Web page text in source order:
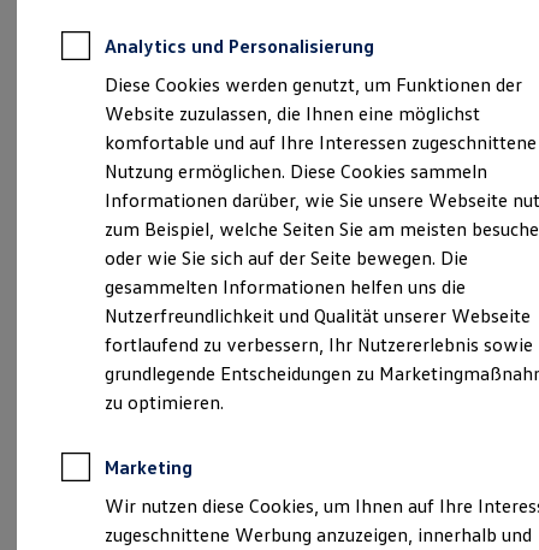
Für Gewerbekunden
Profi Paket
TopDeal
Gebrauchtwagen
ProfiPartner für Gebrauchtwagen
Zertifizierte Gebrauchtwagen
Finanzierung
Für Privatkunden
Für Gewerbekunden
Leasing
Für Privatkunden
Für Gewerbekunden
Versicherungen & Garantien
Garantien
Kfz-Versicherung für Nutzfahrzeuge
Restschuldversicherung
Wartungsverträge
Besitzer & Service
Sommer-Special
Reparatur, Pflege & Inspektion
Servicetermin anfragen
Service-Vorteile bei Volkswagen Nutzfahrzeuge
Verantwortlich für die Inhalte auf dieser Seite ist die Eskildsen
GmbH - Co. KG ( Impressum & Rechtliches)
Feldstraße 33 - 35, 25709 Marne
info@eskildsen.sh
+49 4851 95920
Montag-Freitag 08:00-17:00 Uhr
Samstag
08:00 -12:00 Uhr
Ansprechpartner
Analytics und Personalisierung
Diese Cookies werden genutzt, um Funktionen der
Website zuzulassen, die Ihnen eine möglichst
komfortable und auf Ihre Interessen zugeschnittene
Nutzung ermöglichen. Diese Cookies sammeln
Informationen darüber, wie Sie unsere Webseite
zum Beispiel, welche Seiten Sie am meisten
oder wie Sie sich auf der Seite bewegen. Die
gesammelten Informationen helfen uns die
Nutzerfreundlichkeit und Qualität unserer Webseite
fortlaufend zu verbessern, Ihr Nutzererlebnis sowie
grundlegende Entscheidungen zu
zu optimieren.
Marketing
Wir nutzen diese Cookies, um Ihnen auf Ihre
zugeschnittene Werbung anzuzeigen, innerhalb und